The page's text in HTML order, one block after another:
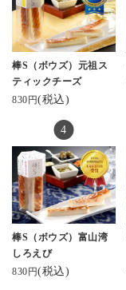
棒S（ボウズ）元祖ス
ティックチーズ
830円(税込)
棒S（ボウズ）富山湾
しろえび
830円(税込)